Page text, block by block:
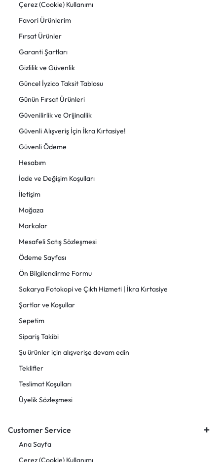
Çerez (Cookie) Kullanımı
Favori Ürünlerim
Fırsat Ürünler
Garanti Şartları
Gizlilik ve Güvenlik
Güncel İyzico Taksit Tablosu
Günün Fırsat Ürünleri
Güvenilirlik ve Orijinallik
Güvenli Alışveriş İçin İkra Kırtasiye!
Güvenli Ödeme
Hesabım
İade ve Değişim Koşulları
İletişim
Mağaza
Markalar
Mesafeli Satış Sözleşmesi
Ödeme Sayfası
Ön Bilgilendirme Formu
Sakarya Fotokopi ve Çıktı Hizmeti | İkra Kırtasiye
Şartlar ve Koşullar
Sepetim
Sipariş Takibi
Şu ürünler için alışverişe devam edin
Teklifler
Teslimat Koşulları
Üyelik Sözleşmesi
Customer Service
Ana Sayfa
Çerez (Cookie) Kullanımı